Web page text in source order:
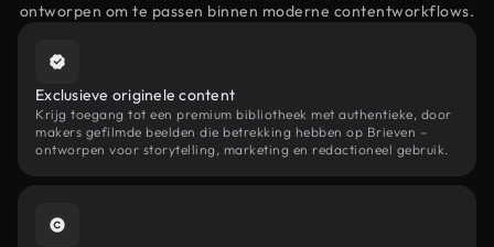
ontworpen om te passen binnen moderne contentworkflows.
Exclusieve originele content
Krijg toegang tot een premium bibliotheek met authentieke, door
makers gefilmde beelden die betrekking hebben op Brieven –
ontworpen voor storytelling, marketing en redactioneel gebruik.